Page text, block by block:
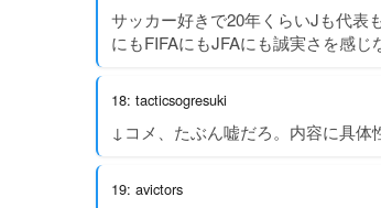
サッカー好きで20年くらいJも代表
にもFIFAにもJFAにも誠実さを感じ
18: tacticsogresuki
↓コメ、たぶん嘘だろ。内容に具体
19: avictors